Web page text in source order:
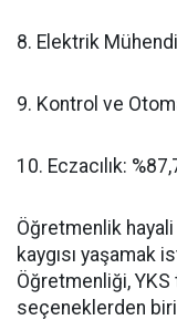
​8. Elektrik
​9. Kontrol ve
​10. Eczacılık:
​Öğretmenlik
kaygısı yaşamak
Öğretmenliği,
seçeneklerden biri